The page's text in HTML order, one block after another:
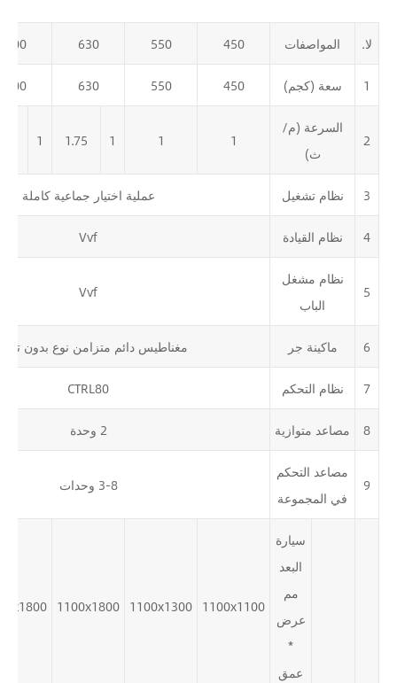
لا. المواصفات 450
550
630
800
1 سعة (كجم) 450
550
630
800
2
السرعة (م/
ث)
1
1
1
1.75
1
3 نظام تشغيل عملية اختيار جماعية كاملة
4 نظام القيادة Vvf
5
نظام مشغل
الباب
Vvf
6 ماكينة جر مغناطيس دائم متزامن نوع بدون
7 نظام التحكم CTRL80
8 مصاعد متوازية 2 وحدة
9
مصاعد التحكم
في المجموعة
3-8 وحدات
سيارة
البعد
مم
عرض
*
عمق
1100x1100
1100x1300
1100x1800